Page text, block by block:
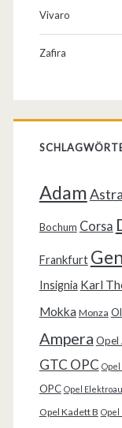
Vivaro
Zafira
AdamAstra
Bochum Corsa
Frankfurt
Insignia Karl
Mokka Monza
Ampera Opel
GTC OPC Opel
OPC Opel
Opel Kadett B Opel